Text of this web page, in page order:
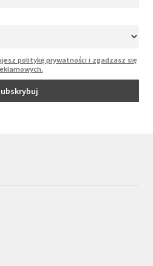
politykę prywatności i zgadzasz się